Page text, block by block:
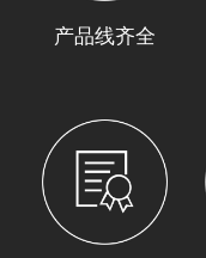
产品线齐全